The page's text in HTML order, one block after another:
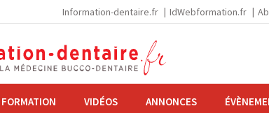
Information-dentaire.fr IdWebformation.fr
FORMATION VIDÉOS ANNONCES